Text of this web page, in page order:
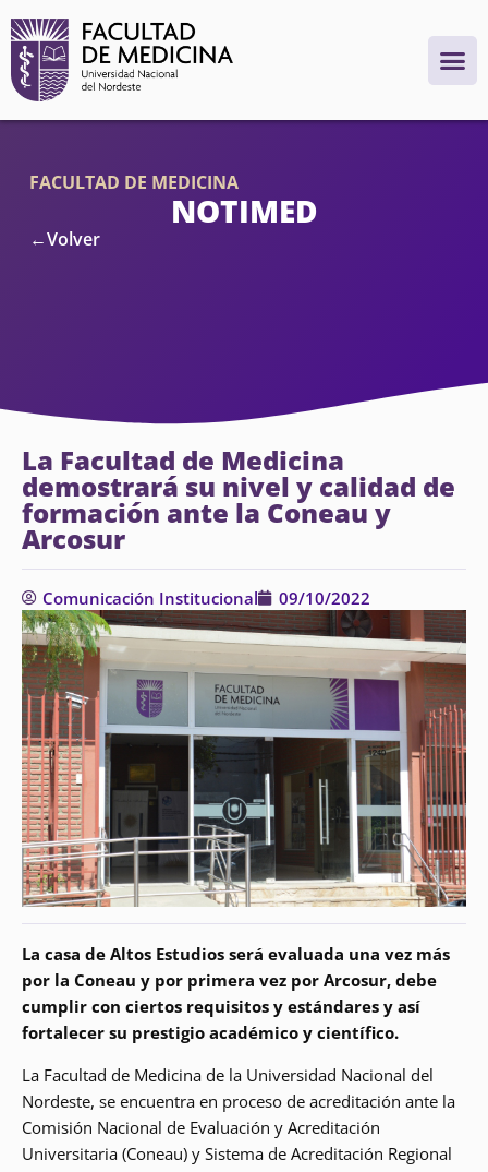
FACULTAD DE MEDICINA
NOTIMED
←Volver
La Facultad de Medicina
demostrará su nivel y calidad de
formación ante la Coneau y
Arcosur
Comunicación Institucional 09/10/2022
La casa de Altos Estudios será evaluada una vez más
por la Coneau y por primera vez por Arcosur, debe
cumplir con ciertos requisitos y estándares y así
fortalecer su prestigio académico y científico.
La Facultad de Medicina de la Universidad Nacional del
Nordeste, se encuentra en proceso de acreditación ante la
Comisión Nacional de Evaluación y Acreditación
Universitaria (Coneau) y Sistema de Acreditación Regional